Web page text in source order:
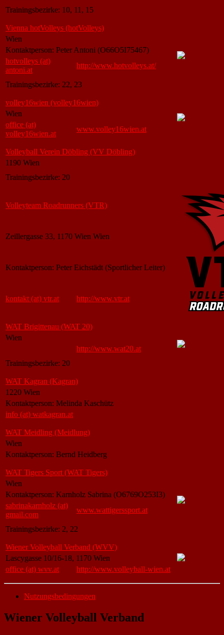
Trainingsbezirke: 10, 11, 15
Vienna hotVolleys (hotVolleys)
Wien
Kontaktperson: Peter Antoni (O66O5I75467)
hotvolleys (at)
antoni.at
http://www.hotvolleys.at/
Trainingsbezirke: 22, 23
volley16wien (volley16wien)
Wien
office (at)
volley16wien.at
www.volley16wien.at
Volleyball Verein Döbling (VV Döbling)
1190 Wien
Trainingsbezirke: 20
Volleyteam Roadrunners (VTR)
Zeillergasse 33, 1170 Wien Wien
Kontaktperson: Peter Eichstädt (Sportlicher Leiter)
kontakt (at) vtr.at http://www.vtr.at
WAT Brigittenau (WAT 20)
Wien
http://www.wat20.at
Trainingsbezirke: 20
WAT Kagran (Kagran)
1220 Wien
Kontaktperson: Melinda Kaschütz
info (at) watkagran.at
WAT Meidling (Meidlung)
Wien
Kontaktperson: Bernd Heidberg
WAT Tigers Sport (WAT Tigers)
Wien
Kontaktperson: Karnholz Sabrina (O6769O253I3)
sabrinakarnholz (at)
gmail.com
www.wattigerssport.at
Trainingsbezirke: 2, 22
Wiener Volleyball Verband (WVV)
Lascygasse 10/16-18, 1170 Wien
office (at) wvv.at
http://www.volleyball-wien.at
Nutzungsbedingungen
Wiener Volleyball Verband